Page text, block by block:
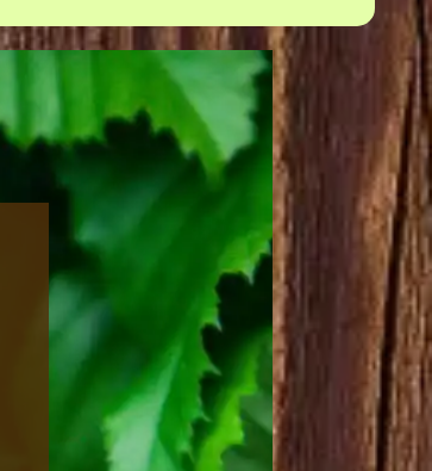
FAIRE UNE TAILLE DE FRUITIER
Voulez-vous offrir un bon développement aux arbres
est au service pour tout type de taille. Nous faisons
haie, la taille des arbres, mais également toute taille
fructification des arbres à fruits. Pour cela, nous
performants pour chaque demande. Au service de
des interventions selon le besoin. Vous pouvez nous